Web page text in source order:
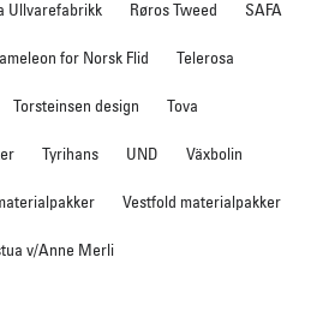
Ullvarefabrikk Røros Tweed SAFA
for Norsk Flid Telerosa
Torsteinsen design Tova
Tyrihans UND Växbolin
Vestfold materialpakker
v/Anne Merli